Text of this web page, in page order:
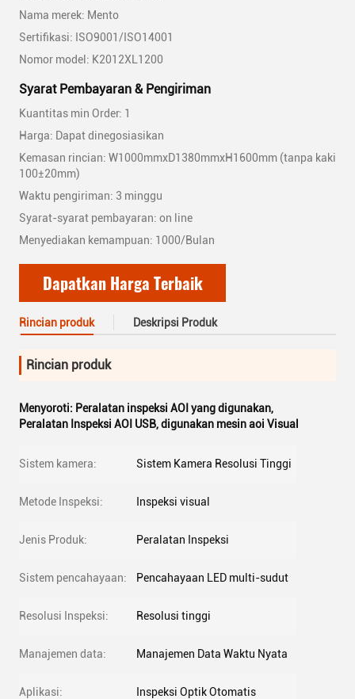
Nama merek: Mento
Sertifikasi: ISO9001/ISO14001
Nomor model: K2012XL1200
Syarat Pembayaran & Pengiriman
Kuantitas min Order: 1
Harga: Dapat dinegosiasikan
Kemasan rincian: W1000mmxD1380mmxH1600mm (tanpa kaki
100±20mm)
Waktu pengiriman: 3 minggu
Syarat-syarat pembayaran: on line
Menyediakan kemampuan: 1000/Bulan
Dapatkan Harga Terbaik
Rincian produk Deskripsi Produk
Rincian produk
Menyoroti: Peralatan inspeksi AOI yang digunakan,
Peralatan Inspeksi AOI USB,digunakan mesin aoi Visual
Sistem kamera: Sistem Kamera Resolusi Tinggi
Metode Inspeksi: Inspeksi visual
Jenis Produk: Peralatan Inspeksi
Sistem pencahayaan: Pencahayaan LED multi-sudut
Resolusi Inspeksi: Resolusi tinggi
Manajemen data: Manajemen Data Waktu Nyata
Aplikasi: Inspeksi Optik Otomatis